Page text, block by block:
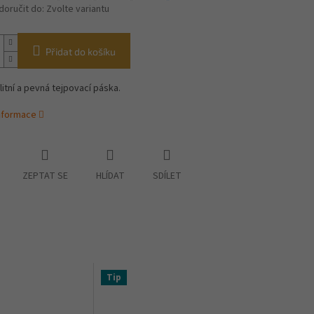
do: Zvolte variantu
Přidat do košíku
a pevná tejpovací páska.
ZEPTAT SE HLÍDAT SDÍLET
Tip